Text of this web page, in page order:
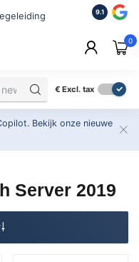
ISO
2.500+
9.1
0
€ Excl. tax
Bekijk onze nieuwe
Server 2019